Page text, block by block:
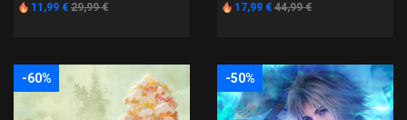
11,99 € 29,99 €
17,99 € 44,99 €
-60% -50%